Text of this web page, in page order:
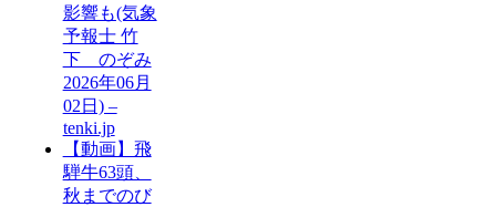
影響も(気象
予報士 竹
下 のぞみ
2026年06月
02日) –
tenki.jp
【動画】飛
騨牛63頭、
秋までのび